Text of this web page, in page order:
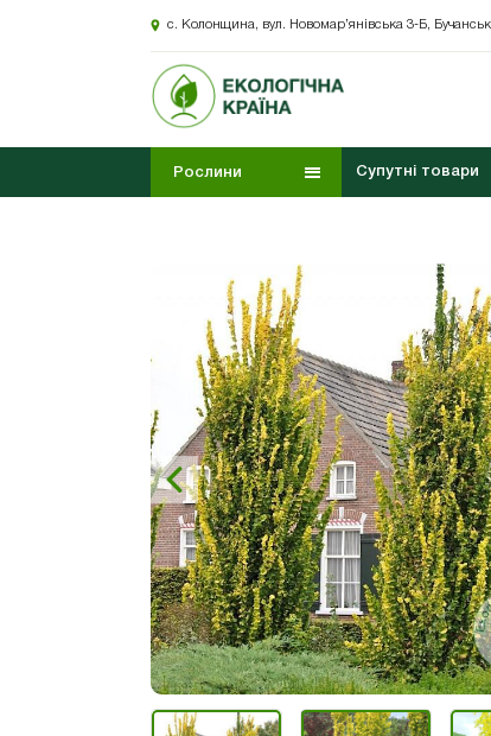
с. Колонщина, вул. Новомар’янівська 3-Б,
Рослини Супутні товари